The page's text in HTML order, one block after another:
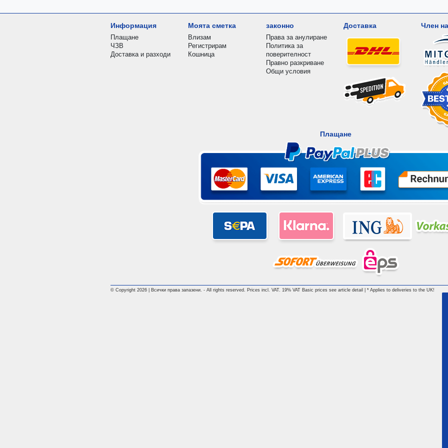
Информация
Плащане
ЧЗВ
Доставка и разходи
Моята сметка
Влизам
Регистрирам
Кошница
законно
Права за анулиране
Политика за
поверителност
Правно разкриване
Общи условия
Доставка Член
Плащане
© Copyright 2026 | Всички права запазени. - All rights reserved. Prices incl. VAT. 19% VAT Basic prices see article detail | * Applies to deliveries to the UK!